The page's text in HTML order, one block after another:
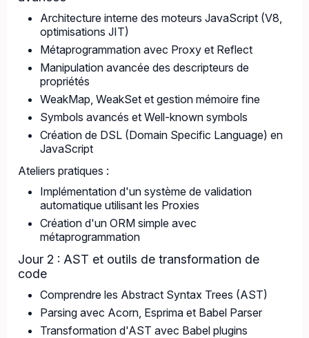
Architecture interne des moteurs JavaScript (V8,
optimisations JIT)
Métaprogrammation avec Proxy et Reflect
Manipulation avancée des descripteurs de
propriétés
WeakMap, WeakSet et gestion mémoire fine
Symbols avancés et Well-known symbols
Création de DSL (Domain Specific Language) en
JavaScript
Ateliers pratiques :
Implémentation d'un système de validation
automatique utilisant les Proxies
Création d'un ORM simple avec
métaprogrammation
Jour 2 : AST et outils de transformation de
code
Comprendre les Abstract Syntax Trees (AST)
Parsing avec Acorn, Esprima et Babel Parser
Transformation d'AST avec Babel plugins